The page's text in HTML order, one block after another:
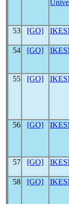
53 [GO]
54
[GO]
55
[GO]
56
[GO]
57
[GO]
58
[GO]